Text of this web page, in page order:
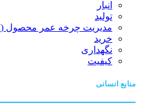
انبار
تولید
مدیریت چرخه عمر محصول (PLM)
خرید
نگهداری
کیفیت
منابع انسانی